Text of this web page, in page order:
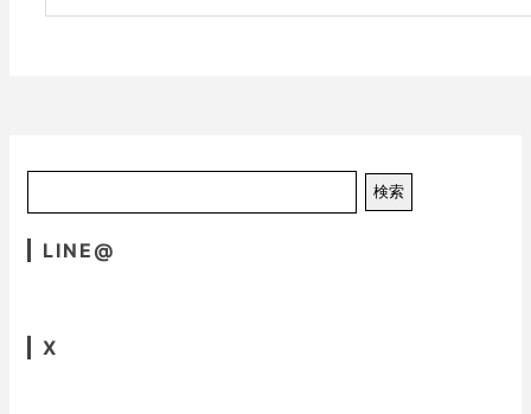
LINE@
X